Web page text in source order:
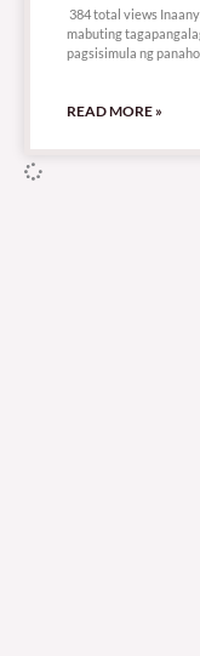
384 total views
mabuting
pagsisimula ng
READ MORE »